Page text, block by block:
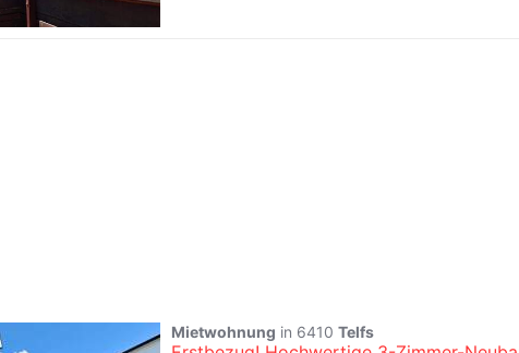
Mietwohnung in 6410 Telfs